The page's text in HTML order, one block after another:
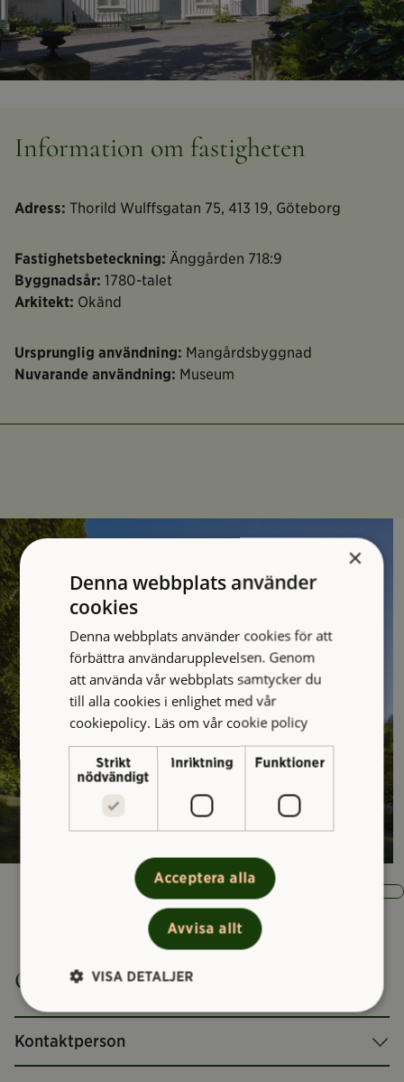
Information om fastigheten
Adress: Thorild Wulffsgatan 75, 413 19, Göteborg
Fastighetsbeteckning: Änggården 718:9
Byggnadsår: 1780-talet
Arkitekt: Okänd
Ursprunglig användning: Mangårdsbyggnad
Nuvarande användning: Museum
1 / 3
Om Lilla Änggården
Kontaktperson
×
Denna webbplats använder
cookies
Denna webbplats använder cookies för att
förbättra användarupplevelsen. Genom
att använda vår webbplats samtycker du
till alla cookies i enlighet med vår
cookiepolicy. Läs om vår cookie policy
Strikt
nödvändigt
Inriktning Funktioner
Acceptera alla
Avvisa allt
VISA DETALJER